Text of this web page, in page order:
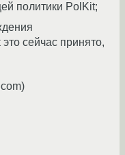
политики PolKit;
сейчас принято,